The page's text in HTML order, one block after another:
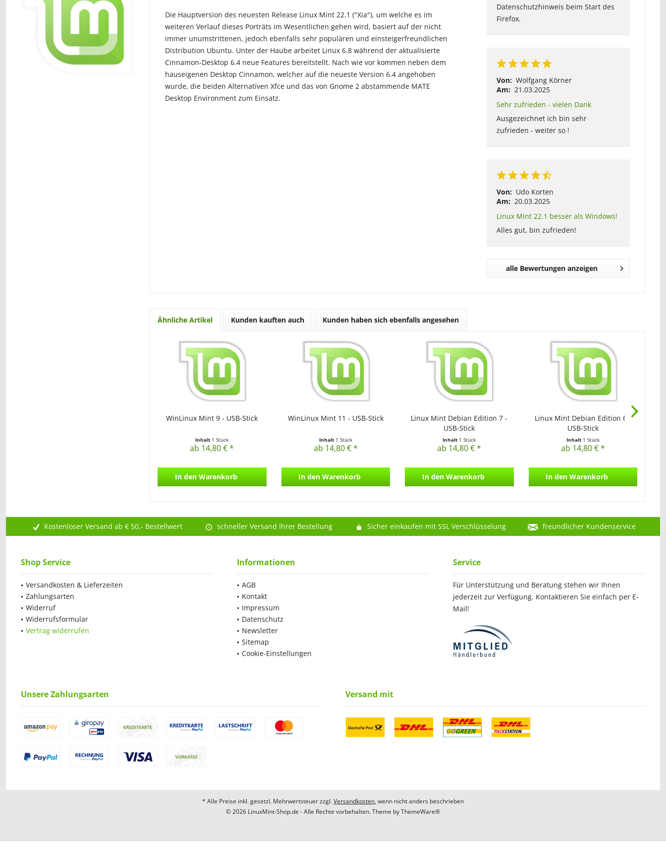
Die Hauptversion des neuesten Release Linux Mint 22.1 ("Xia"), um welche es im
weiteren Verlauf dieses Porträts im Wesentlichen gehen wird, basiert auf der nicht
immer unumstrittenen, jedoch ebenfalls sehr populären und einsteigerfreundlichen
Distribution Ubuntu. Unter der Haube arbeitet Linux 6.8 während der aktualisierte
Cinnamon-Desktop 6.4 neue Features bereitstellt. Nach wie vor kommen neben dem
hauseigenen Desktop Cinnamon, welcher auf die neueste Version 6.4 angehoben
wurde, die beiden Alternativen Xfce und das von Gnome 2 abstammende MATE
Desktop Environment zum Einsatz.
Datenschutzhinweis beim Start des
Firefox.
Von: Wolfgang Körner
Am: 21.03.2025
Sehr zufrieden - vielen Dank
Ausgezeichnet ich bin sehr
zufrieden - weiter so !
Von: Udo Korten
Am: 20.03.2025
Linux Mint 22.1 besser als Windows!
Alles gut, bin zufrieden!
alle Bewertungen anzeigen
Ähnliche Artikel Kunden kauften auch Kunden haben sich ebenfalls angesehen
WinLinux Mint 9 - USB-Stick
Inhalt 1 Stück
ab 14,80 € *
In den Warenkorb
WinLinux Mint 11 - USB-Stick
Inhalt 1 Stück
ab 14,80 € *
In den Warenkorb
Linux Mint Debian Edition 7 -
USB-Stick
Inhalt 1 Stück
ab 14,80 € *
In den Warenkorb
Linux Mint Debian Edition 6 -
USB-Stick
Inhalt 1 Stück
ab 14,80 € *
In den Warenkorb
Kostenloser Versand ab € 50,- Bestellwert schneller Versand Ihrer Bestellung Sicher einkaufen mit SSL Verschlüsselung freundlicher Kundenservice
Shop Service
Versandkosten & Lieferzeiten
Zahlungsarten
Widerruf
Widerrufsformular
Vertrag widerrufen
Informationen
AGB
Kontakt
Impressum
Datenschutz
Newsletter
Sitemap
Cookie-Einstellungen
Service
Für Unterstützung und Beratung stehen wir Ihnen
jederzeit zur Verfügung. Kontaktieren Sie einfach per E-
Mail!
Unsere Zahlungsarten Versand mit
* Alle Preise inkl. gesetzl. Mehrwertsteuer zzgl.Versandkosten, wenn nicht anders beschrieben
© 2026 LinuxMint-Shop.de - Alle Rechte vorbehalten. Theme byThemeWare®